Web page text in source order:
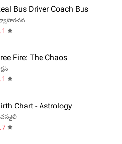
Bus Driver Coach Bus
Fire: The Chaos
Chart - Astrology